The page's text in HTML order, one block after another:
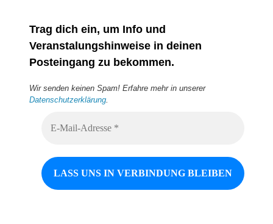
Trag dich ein, um Info und
Veranstalungshinweise in deinen
Posteingang zu bekommen.
Wir senden keinen Spam! Erfahre mehr in unserer
Datenschutzerklärung.